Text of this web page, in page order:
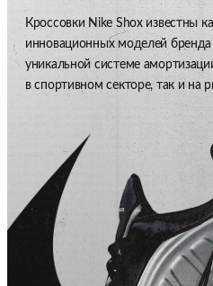
Кроссовки Nike Shox известны
инновационных моделей бренда
уникальной системе
в спортивном секторе, так и на